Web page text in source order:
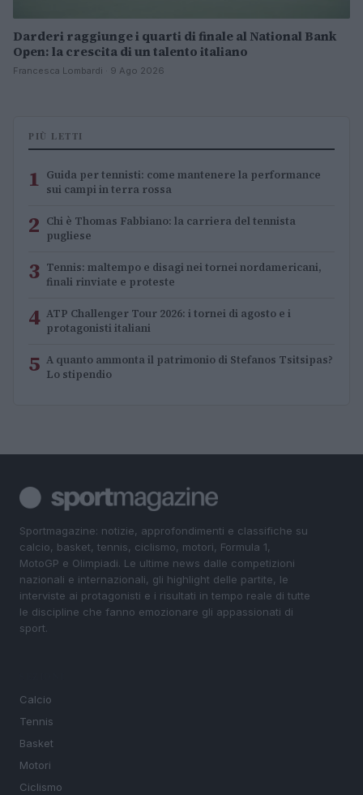
Darderi raggiunge i quarti di finale al National Bank
Open: la crescita di un talento italiano
Francesca Lombardi · 9 Ago 2026
PIÙ LETTI
1 Guida per tennisti: come mantenere la performance
sui campi in terra rossa
2 Chi è Thomas Fabbiano: la carriera del tennista
pugliese
3 Tennis: maltempo e disagi nei tornei nordamericani,
finali rinviate e proteste
4 ATP Challenger Tour 2026: i tornei di agosto e i
protagonisti italiani
5 A quanto ammonta il patrimonio di Stefanos Tsitsipas?
Lo stipendio
Sportmagazine: notizie, approfondimenti e classifiche su
calcio, basket, tennis, ciclismo, motori, Formula 1,
MotoGP e Olimpiadi. Le ultime news dalle competizioni
nazionali e internazionali, gli highlight delle partite, le
interviste ai protagonisti e i risultati in tempo reale di tutte
le discipline che fanno emozionare gli appassionati di
sport.
Calcio
Tennis
Basket
Motori
Ciclismo